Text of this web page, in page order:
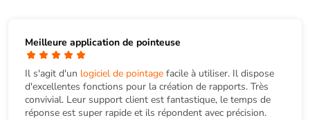
Meilleure application de pointeuse
Il s'agit d'un logiciel de pointage facile à utiliser. Il dispose
d'excellentes fonctions pour la création de rapports. Très
convivial. Leur support client est fantastique, le temps de
réponse est super rapide et ils répondent avec précision.